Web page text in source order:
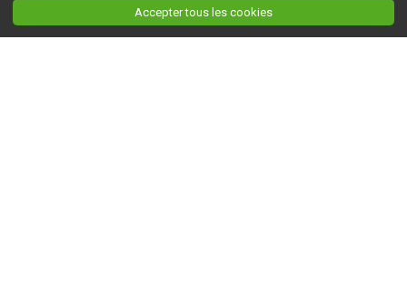
Accepter tous les cookies